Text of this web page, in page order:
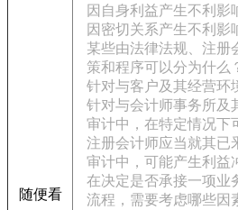
随便看
因自身利益产生不利影
因密切关系产生不利影
某些由法律法规、注册
策和程序可以分为什么
针对与客户及其经营环
针对与会计师事务所及
审计中，在特定情况下
注册会计师应当就其已
审计中，可能产生利益
在决定是否承接一项业
流程，需要考虑哪些因